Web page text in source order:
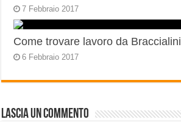
7 Febbraio 2017
Come trovare lavoro da Braccialini
6 Febbraio 2017
Lascia un commento